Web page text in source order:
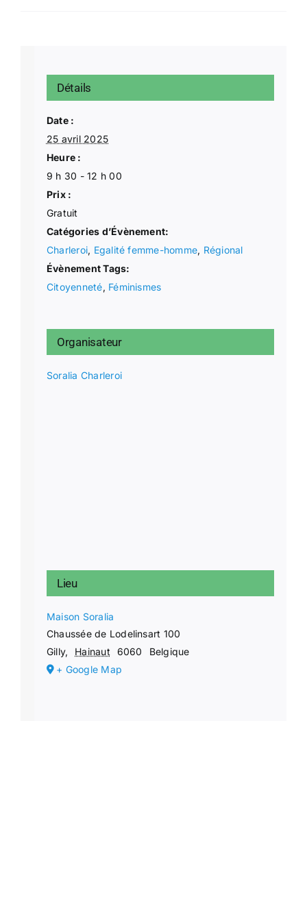
Détails
Date :
25 avril 2025
Heure :
9 h 30 - 12 h 00
Prix :
Gratuit
Catégories d’Évènement:
Charleroi, Egalité femme-homme, Régional
Évènement Tags:
Citoyenneté, Féminismes
Organisateur
Soralia Charleroi
Lieu
Maison Soralia
Chaussée de Lodelinsart 100
Gilly, Hainaut 6060
Belgique
+ Google Map